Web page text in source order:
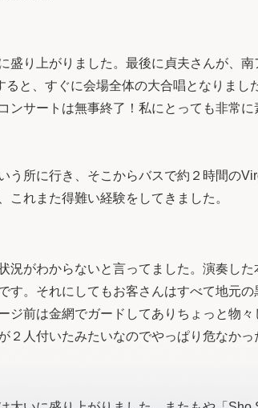
り上がりました。最後に貞夫さんが、南
と、すぐに会場全体の大合唱となりまし
ンサートは無事終了！私にとっても非常
所に行き、そこからバスで約２時間の
れまた得難い経験をしてきました。
がわからないと言ってました。演奏し
す。それにしてもお客さんはすべて地元
ジ前は金網でガードしてありちょっと物
人付いたみたいなのでやっぱり危なかっ